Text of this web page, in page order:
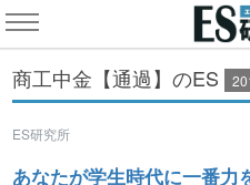
商工中金【通過】のES
ES研究所
あなたが学生時代に一番力